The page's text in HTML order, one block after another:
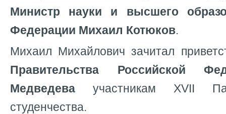
Министр науки и высшего
Федерации Михаил Котюков.
Михаил Михайлович зачитал
Правительства Российской
Медведева участникам ХVII
студенчества.